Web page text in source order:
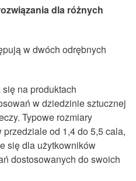
dla różnych
w dwóch odrębnych
na produktach
w dziedzinie sztucznej
Typowe rozmiary
od 1,4 do 5,5 cala,
się dla użytkowników
dostosowanych do swoich